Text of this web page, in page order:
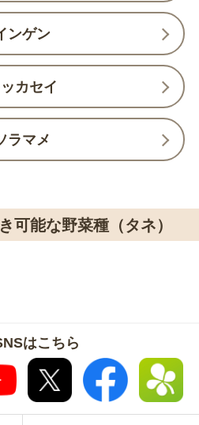
ンゲン
カセイ
ラマメ
可能な野菜種（タネ）
はこちら